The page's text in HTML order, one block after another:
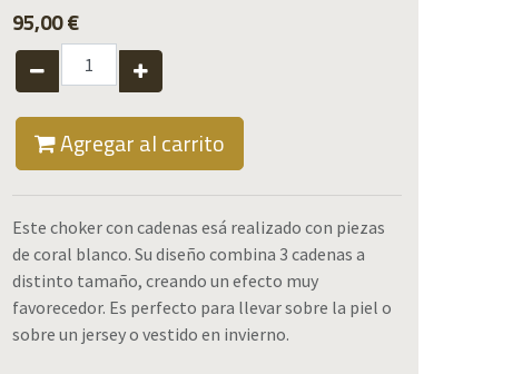
95,00€
Agregar al carrito
Este choker con cadenas esá realizado con piezas
de coral blanco. Su diseño combina 3 cadenas a
distinto tamaño, creando un efecto muy
favorecedor. Es perfecto para llevar sobre la piel o
sobre un jersey o vestido en invierno.